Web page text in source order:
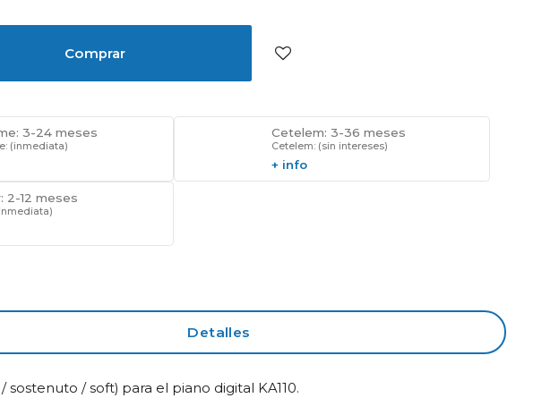
Comprar
3-24 meses
(inmediata)
Cetelem: 3-36 meses
Cetelem: (sin intereses)
+ info
2-12 meses
Detalles
/ soft) para el piano digital KA110.